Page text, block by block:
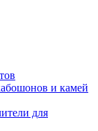
и камей
для